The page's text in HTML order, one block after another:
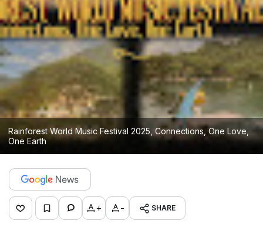
Rainforest World Music Festival 2025, Connections, One Love,
One Earth
+ - SHARE